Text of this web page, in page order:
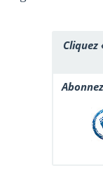
Cliquez